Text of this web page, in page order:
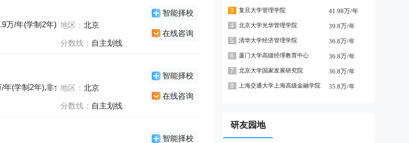
万/年(学制2年),非全日制68万/年(学制2年),非全日制36.8万/年(学制2年),非全日制68万/年(学制2年)
地区： 北京
分数线： 自主划线
智能择校
在线咨询
(学制2年),非全日制12.6万/年(学制2年),非全日制15.8万/年(学制2年),全日制8.2万/年(学制2年),全日制16.8万/年(学
地区： 北京
分数线： 自主划线
智能择校
在线咨询
智能择校
3 复旦大学管理学院 41.98万/年
4 北京大学光华管理学院 39.8万/年
5 清华大学经济管理学院 36.8万/年
6 厦门大学高级经理教育中心 36.8万/年
7 北京大学国家发展研究院 36.8万/年
8 上海交通大学上海高级金融学院 35.8万/年
研友园地